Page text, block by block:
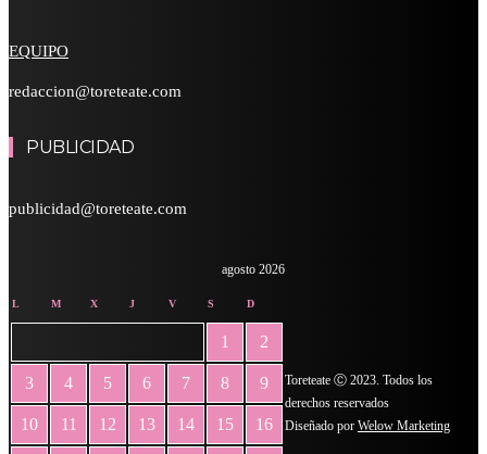
EQUIPO
redaccion@toreteate.com
PUBLICIDAD
publicidad@toreteate.com
agosto 2026
L M X J V S D
1 2
3 4 5 6 7 8 9
10 11 12 13 14 15 16
Toreteate Ⓒ 2023. Todos los
derechos reservados
Diseñado por Welow Marketing